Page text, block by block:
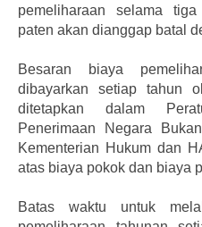
pemeliharaan selama
paten akan dianggap batal
Besaran biaya
dibayarkan setiap tahun
ditetapkan dalam
Penerimaan Negara
Kementerian Hukum dan
atas biaya pokok dan biaya
Batas waktu untuk